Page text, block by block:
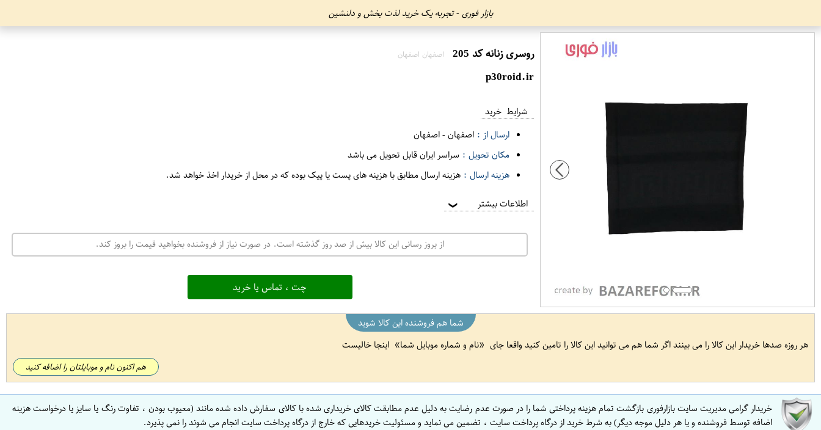
بازار فوری - تجربه یک خرید لذت بخش و دلنشین
روسری زنانه کد 205 اصفهان اصفهان
p30roid.ir
شرایط خرید
ارسال از : اصفهان-اصفهان
مکان تحویل : سراسر ایران قابل تحویل می باشد
هزینه ارسال : هزینه ارسال مطابق با هزینه های پست یا پیک بوده که در محل از خریدار اخذ خواهد شد.
اطلاعات بیشتر ❯
از بروز رسانی این کالا بیش از صد روز گذشته است. در صورت نیاز از فروشنده بخواهید قیمت را بروز کند.
چت ، تماس یا خرید
شما هم فروشنده این کالا شوید
هر روزه صدها خریدار این کالا را می بینند اگر شما هم می توانید این کالا را تامین کنید واقعا جای
نام و شماره موبایل شما اینجا خالیست
هم اکنون نام و موبایلتان را اضافه کنید
خریدار گرامی مدیریت سایت بازارفوری بازگشت تمام هزینه پرداختی شما را در صورت عدم رضایت به دلیل عدم مطابقت کالای خریداری شده با کالای سفارش داده شده مانند (معیوب بودن ، تفاوت رنگ یا سایز یا درخواست هزینه
اضافه توسط فروشنده و یا هر دلیل موجه دیگر) به شرط خرید از درگاه پرداخت سایت ، تضمین می نماید و مسئولیت خریدهایی که خارج از درگاه پرداخت سایت انجام می شوند را نمی پذیرد.